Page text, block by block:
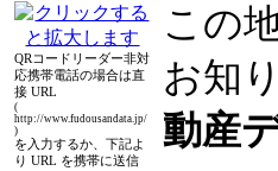
QRコードリーダー非対
応携帯電話の場合は直
接 URL
(
http://www.fudousandata.jp/
)
を入力するか、下記よ
り URL を携帯に送信
この
お知
動産